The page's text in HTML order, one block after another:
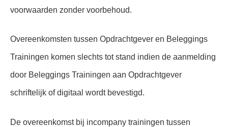
voorwaarden zonder voorbehoud.
Overeenkomsten tussen Opdrachtgever en Beleggings
Trainingen komen slechts tot stand indien de aanmelding
door Beleggings Trainingen aan Opdrachtgever
schriftelijk of digitaal wordt bevestigd.
De overeenkomst bij incompany trainingen tussen